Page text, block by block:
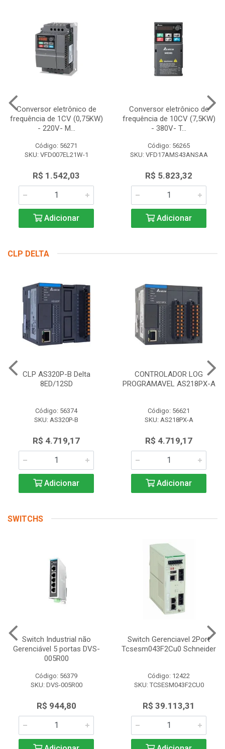
Conversor eletrônico de
frequência de 1CV (0,75KW)
- 220V- M...
Código: 56271
SKU: VFD007EL21W-1
R$ 1.542,03
Adicionar
Conversor eletrônico de
frequência de 10CV (7,5KW)
- 380V- T...
Código: 56265
SKU: VFD17AMS43ANSAA
R$ 5.823,32
Adicionar
CLP DELTA
CLP AS320P-B Delta
8ED/12SD
Código: 56374
SKU: AS320P-B
R$ 4.719,17
Adicionar
CONTROLADOR LOG
PROGRAMAVEL AS218PX-A
Código: 56621
SKU: AS218PX-A
R$ 4.719,17
Adicionar
SWITCHS
Switch Industrial não
Gerenciável 5 portas DVS-
005R00
Código: 56379
SKU: DVS-005R00
R$ 944,80
Switch Gerenciavel 2Port
Tcsesm043F2Cu0 Schneider
Código: 12422
SKU: TCSESM043F2CU0
R$ 39.113,31